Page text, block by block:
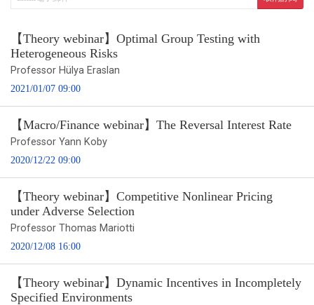
【Theory webinar】Optimal Group Testing with
Heterogeneous Risks
Professor Hülya Eraslan
2021/01/07 09:00
【Macro/Finance webinar】The Reversal Interest Rate
Professor Yann Koby
2020/12/22 09:00
【Theory webinar】Competitive Nonlinear Pricing
under Adverse Selection
Professor Thomas Mariotti
2020/12/08 16:00
【Theory webinar】Dynamic Incentives in Incompletely
Specified Environments